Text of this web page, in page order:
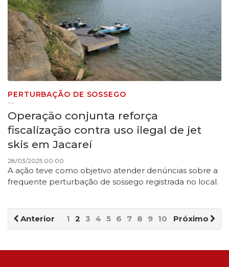
PERTURBAÇÃO DE SOSSEGO
Operação conjunta reforça
fiscalização contra uso ilegal de jet
skis em Jacareí
28/03/2025 00:00
A ação teve como objetivo atender denúncias sobre a
frequente perturbação de sossego registrada no local.
Anterior Próximo
1 2 3 4 5 6 7 8 9 10